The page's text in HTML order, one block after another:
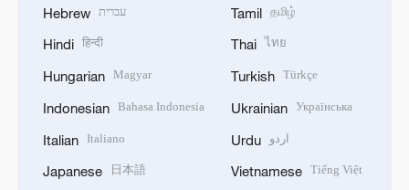
Hebrew עברית
Hindi हिन्दी
Hungarian Magyar
Indonesian Bahasa Indonesia
Italian Italiano
Japanese 日本語
Tamil தமிழ்
Thai ไทย
Turkish Türkçe
Ukrainian Українська
Urdu اردو
Vietnamese Tiếng Việt